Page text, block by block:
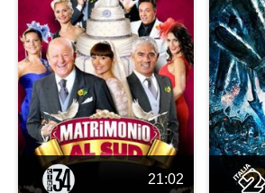
21:02